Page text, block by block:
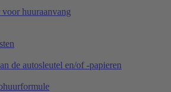
huuraanvang
de autosleutel en/of -papieren